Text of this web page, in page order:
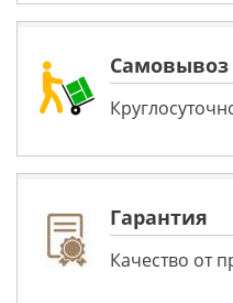
Самовывоз
Гарантия
Качество от